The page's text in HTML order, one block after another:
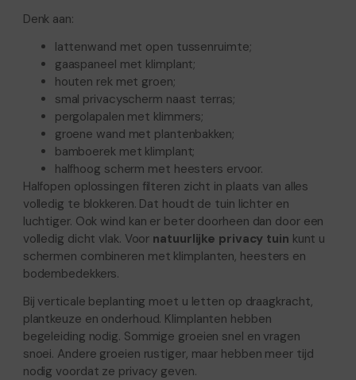
Denk aan:
lattenwand met open tussenruimte;
gaaspaneel met klimplant;
houten rek met groen;
smal privacyscherm naast terras;
pergolapalen met klimmers;
groene wand met plantenbakken;
bamboerek met klimplant;
halfhoog scherm met heesters ervoor.
Halfopen oplossingen filteren zicht in plaats van alles
volledig te blokkeren. Dat houdt de tuin lichter en
luchtiger. Ook wind kan er beter doorheen dan door een
volledig dicht vlak. Voor natuurlijke privacy tuin kunt u
schermen combineren met klimplanten, heesters en
bodembedekkers.
Bij verticale beplanting moet u letten op draagkracht,
plantkeuze en onderhoud. Klimplanten hebben
begeleiding nodig. Sommige groeien snel en vragen
snoei. Andere groeien rustiger, maar hebben meer tijd
nodig voordat ze privacy geven.